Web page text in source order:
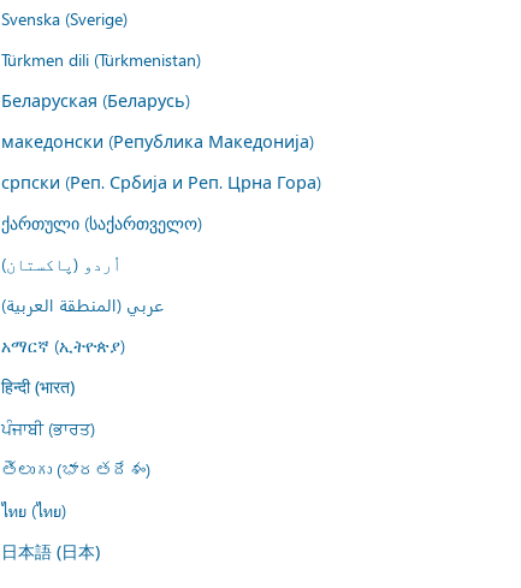
Svenska (Sverige)
Türkmen dili (Türkmenistan)
Беларуская (Беларусь)
македонски (Република Македонија)
српски (Реп. Србија и Реп. Црна Гора)
ქართული (საქართველო)
اُردو (پاکستان)
عربي (المنطقة العربية)
አማርኛ (ኢትዮጵያ)
हिन्दी (भारत)
ਪੰਜਾਬੀ (ਭਾਰਤ)
తెలుగు (భారతదేశం)
ไทย (ไทย)
日本語 (日本)